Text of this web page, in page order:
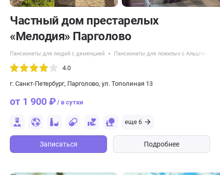
Частный дом престарелых
«Мелодия» Парголово
Пансионаты для людей с деменцией Пансионаты для пожилых с
4.0
г. Санкт-Петербург, Парголово, ул. Тополиная 13
от 1 900 ₽/ в сутки
еще 6
Записаться Подробнее